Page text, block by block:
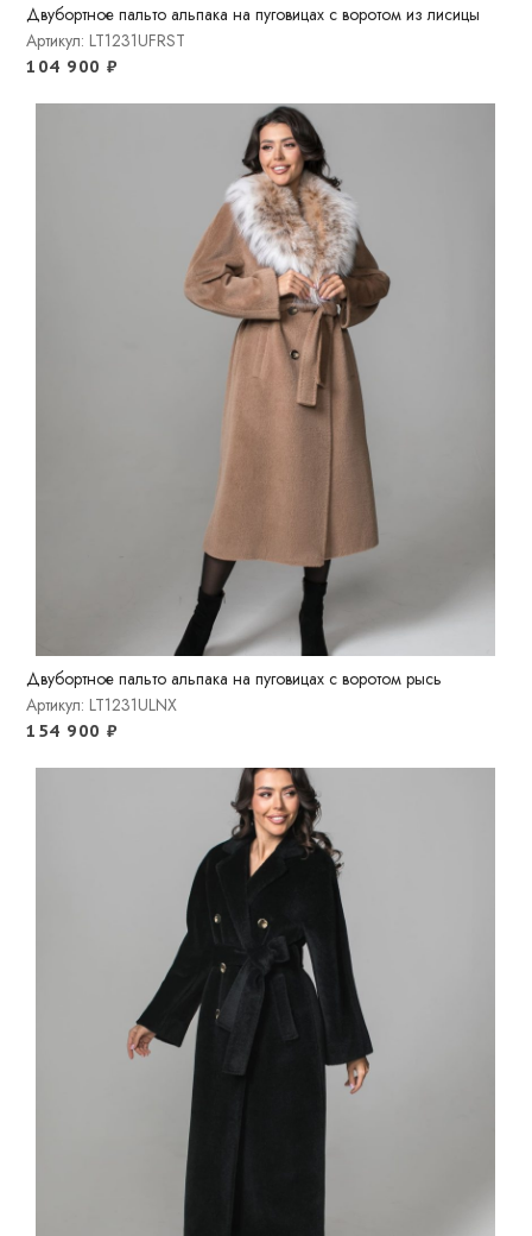
Двубортное пальто альпака на пуговицах с воротом из лисицы
Артикул: LT1231UFRST
104 900₽
Двубортное пальто альпака на пуговицах с воротом рысь
Артикул: LT1231ULNX
154 900₽